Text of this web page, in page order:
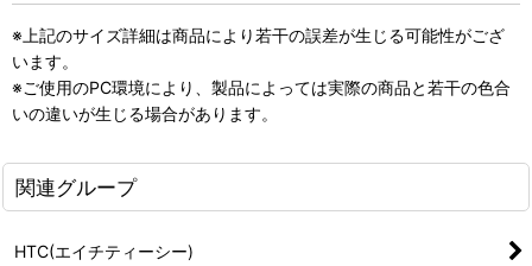
※上記のサイズ詳細は商品により若干の誤差が生じる可能性がござ
います。
※ご使用のPC環境により、製品によっては実際の商品と若干の色合
いの違いが生じる場合があります。
関連グループ
HTC(エイチティーシー)